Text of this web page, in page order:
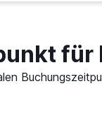
für